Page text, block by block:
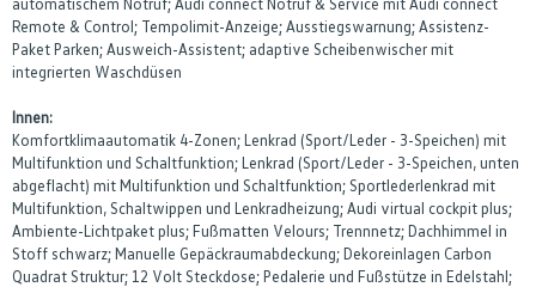
Remote & Control; Tempolimit-Anzeige; Ausstiegswarnung; Assistenz-
Paket Parken; Ausweich-Assistent; adaptive Scheibenwischer mit
integrierten Waschdüsen
Innen:
Komfortklimaautomatik 4-Zonen; Lenkrad (Sport/Leder - 3-Speichen) mit
Multifunktion und Schaltfunktion; Lenkrad (Sport/Leder - 3-Speichen, unten
abgeflacht) mit Multifunktion und Schaltfunktion; Sportlederlenkrad mit
Multifunktion, Schaltwippen und Lenkradheizung; Audi virtual cockpit plus;
Ambiente-Lichtpaket plus; Fußmatten Velours; Trennnetz; Dachhimmel in
Stoff schwarz; Manuelle Gepäckraumabdeckung; Dekoreinlagen Carbon
Quadrat Struktur; 12 Volt Steckdose; Pedalerie und Fußstütze in Edelstahl;